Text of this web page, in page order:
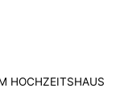
HOCHZEITSHAUS